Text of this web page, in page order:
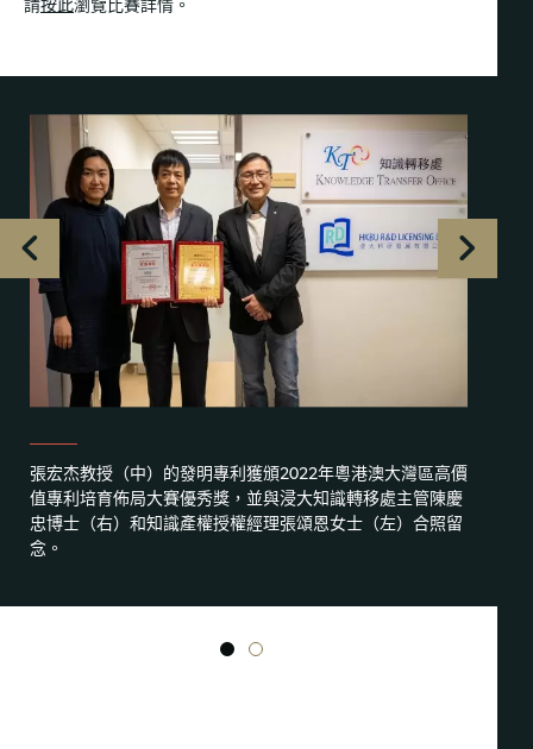
請按此瀏覽比賽詳情。
張宏杰教授（中）的發明專利獲頒2022年粵港澳大灣區高價
值專利培育佈局大賽優秀獎，並與浸大知識轉移處主管陳慶
忠博士（右）和知識產權授權經理張頌恩女士（左）合照留
念。
1 2